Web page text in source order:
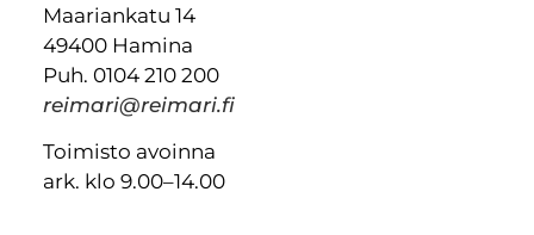
Maariankatu 14
49400 Hamina
Puh. 0104 210 200
reimari@reimari.fi
Toimisto avoinna
ark. klo 9.00–14.00